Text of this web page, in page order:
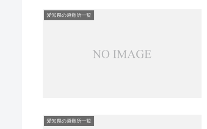
愛知県の避難所一覧
愛知県の避難所一覧